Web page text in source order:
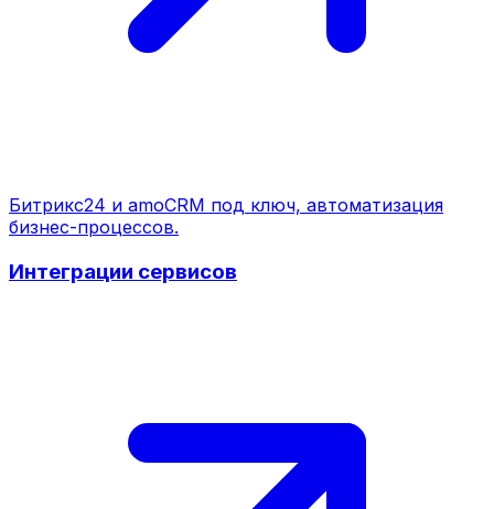
Битрикс24 и amoCRM под ключ, автоматизация
бизнес-процессов.
Интеграции сервисов